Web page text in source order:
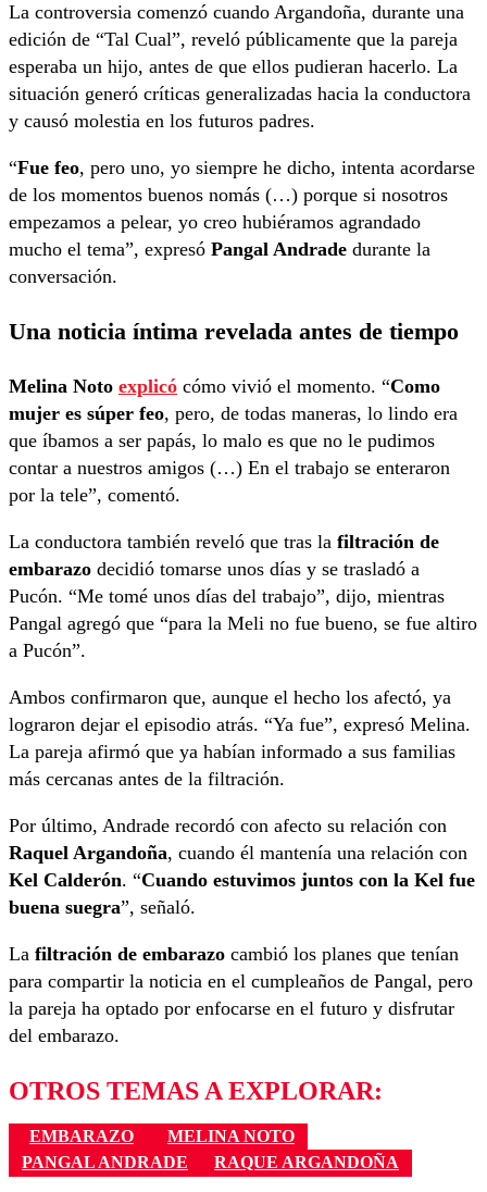
La controversia comenzó cuando Argandoña, durante una
edición de “Tal Cual”, reveló públicamente que la pareja
esperaba un hijo, antes de que ellos pudieran hacerlo. La
situación generó críticas generalizadas hacia la conductora
y causó molestia en los futuros padres.
“Fue feo, pero uno, yo siempre he dicho, intenta acordarse
de los momentos buenos nomás (…) porque si nosotros
empezamos a pelear, yo creo hubiéramos agrandado
mucho el tema”, expresó Pangal Andrade durante la
conversación.
Una noticia íntima revelada antes de tiempo
Melina Noto explicó cómo vivió el momento. “Como
mujer es súper feo, pero, de todas maneras, lo lindo era
que íbamos a ser papás, lo malo es que no le pudimos
contar a nuestros amigos (…) En el trabajo se enteraron
por la tele”, comentó.
La conductora también reveló que tras la filtración de
embarazo decidió tomarse unos días y se trasladó a
Pucón. “Me tomé unos días del trabajo”, dijo, mientras
Pangal agregó que “para la Meli no fue bueno, se fue altiro
a Pucón”.
Ambos confirmaron que, aunque el hecho los afectó, ya
lograron dejar el episodio atrás. “Ya fue”, expresó Melina.
La pareja afirmó que ya habían informado a sus familias
más cercanas antes de la filtración.
Por último, Andrade recordó con afecto su relación con
Raquel Argandoña, cuando él mantenía una relación con
Kel Calderón. “Cuando estuvimos juntos con la Kel fue
buena suegra”, señaló.
La filtración de embarazo cambió los planes que tenían
para compartir la noticia en el cumpleaños de Pangal, pero
la pareja ha optado por enfocarse en el futuro y disfrutar
del embarazo.
OTROS TEMAS A EXPLORAR:
EMBARAZO
MELINA NOTO
PANGAL ANDRADE
RAQUE ARGANDOÑA